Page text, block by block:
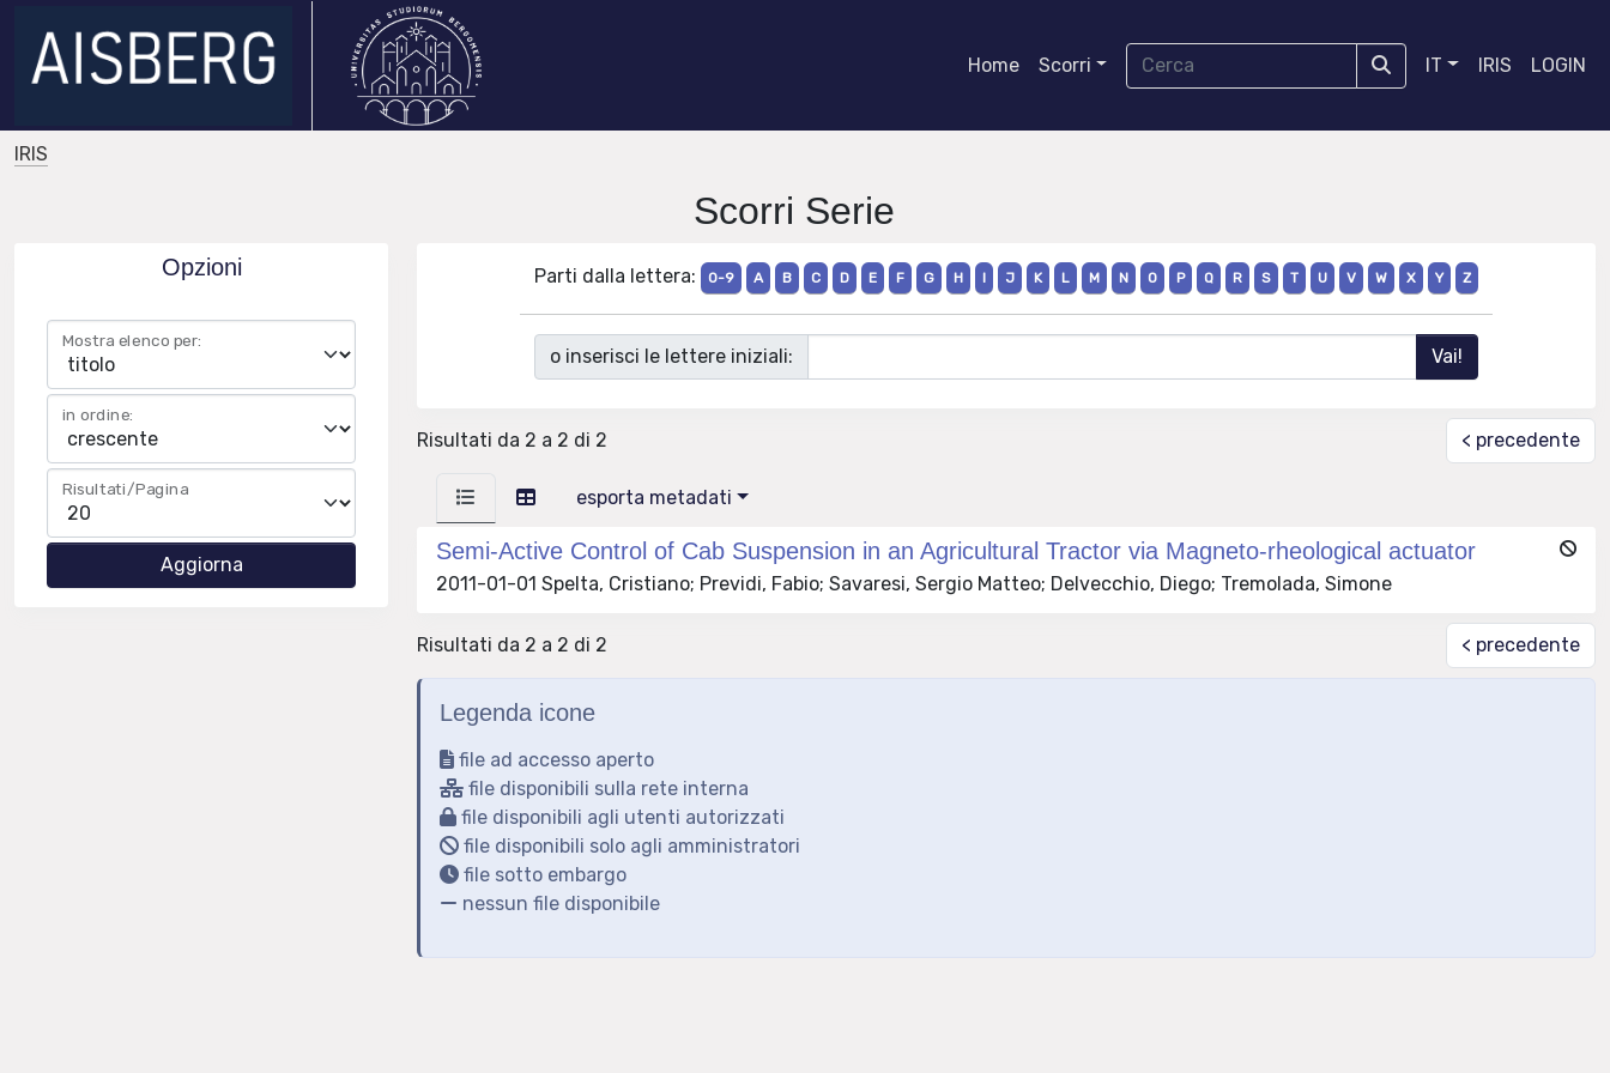
Home Scorri IT IRIS LOGIN
IRIS
Scorri Serie
Opzioni
Mostra elenco per:
in ordine:
Risultati/Pagina
Parti dalla lettera: 0-9 A B C D E F G H I J K L M N O P Q R S T U V W X Y Z
o inserisci le lettere iniziali:
Risultati da 2 a 2 di 2 < precedente
esporta metadati
Semi-Active Control of Cab Suspension in an Agricultural Tractor via Magneto-rheological actuator
2011-01-01 Spelta, Cristiano; Previdi, Fabio; Savaresi, Sergio Matteo; Delvecchio, Diego; Tremolada, Simone
Risultati da 2 a 2 di 2 < precedente
Legenda icone
file ad accesso aperto
file disponibili sulla rete interna
file disponibili agli utenti autorizzati
file disponibili solo agli amministratori
file sotto embargo
nessun file disponibile